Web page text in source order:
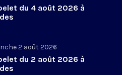
du 4 août 2026 à
2 août 2026
du 2 août 2026 à